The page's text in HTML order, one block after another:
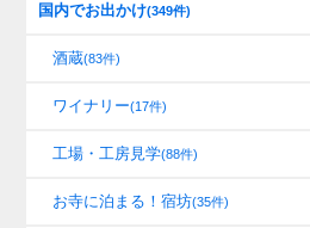
国内でお出かけ(349件)
酒蔵(83件)
ワイナリー(17件)
工場・工房見学(88件)
お寺に泊まる！宿坊(35件)